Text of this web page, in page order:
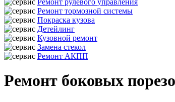
Ремонт рулевого управления
Ремонт тормозной системы
Покраска кузова
Детейлинг
Кузовной ремонт
Замена стекол
Ремонт АКПП
Ремонт боковых